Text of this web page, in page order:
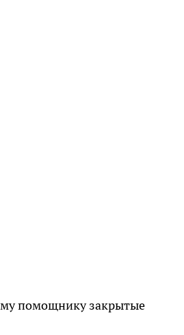
помощнику закрытые